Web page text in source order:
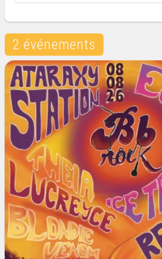
2 événements